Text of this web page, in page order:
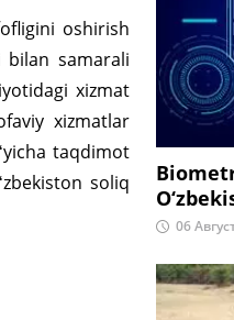
oshirish
bilan samarali
xizmat
xizmatlar
taqdimot
soliq
06